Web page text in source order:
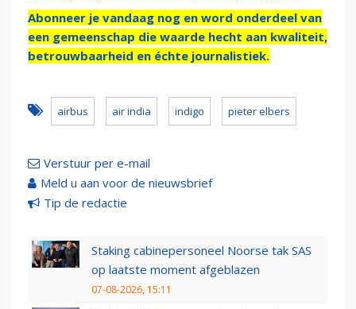
Abonneer je vandaag nog en word onderdeel van
een gemeenschap die waarde hecht aan kwaliteit,
betrouwbaarheid en échte journalistiek.
airbus air india indigo pieter elbers
Verstuur per e-mail
Meld u aan voor de nieuwsbrief
Tip de redactie
Staking cabinepersoneel Noorse tak SAS
op laatste moment afgeblazen
07-08-2026, 15:11